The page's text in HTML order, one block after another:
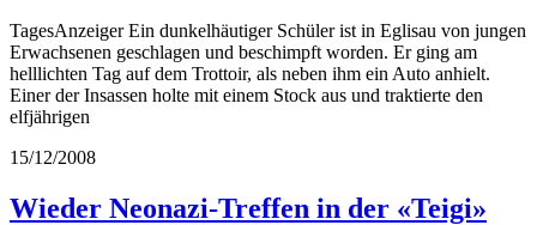
TagesAnzeiger Ein dunkelhäutiger Schüler ist in Eglisau von jungen
Erwachsenen geschlagen und beschimpft worden. Er ging am
helllichten Tag auf dem Trottoir, als neben ihm ein Auto anhielt.
Einer der Insassen holte mit einem Stock aus und traktierte den
elfjährigen
15/12/2008
Wieder Neonazi-Treffen in der «Teigi»